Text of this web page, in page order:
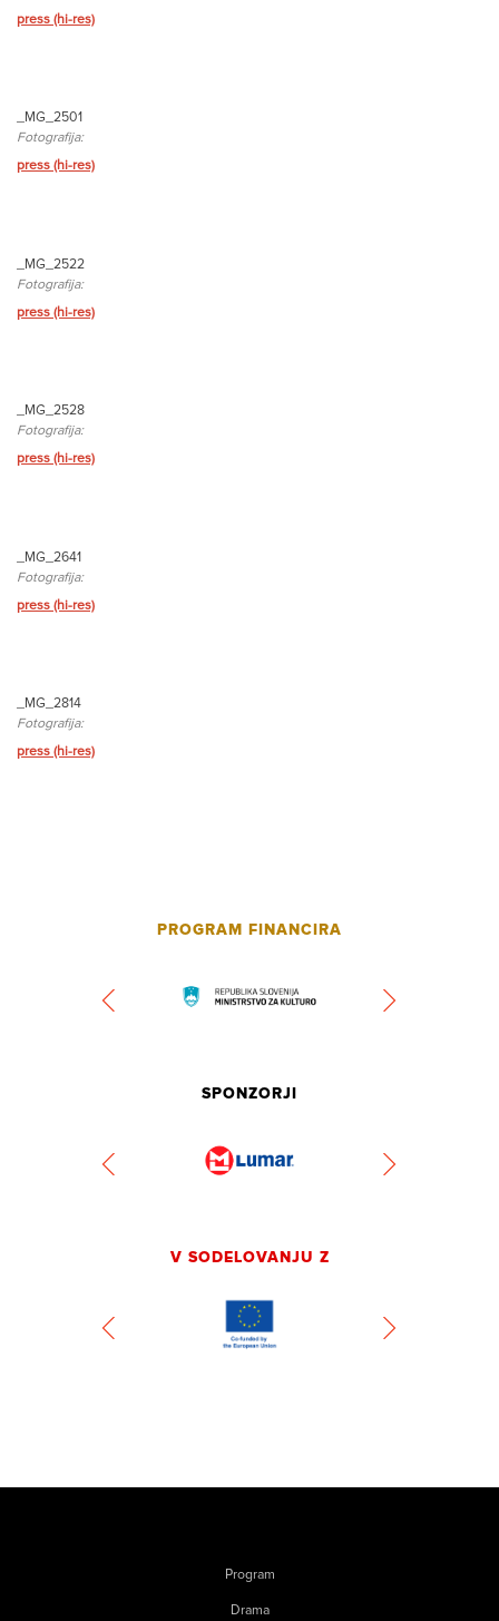
press (hi-res)
_MG_2501
Fotografija:
press (hi-res)
_MG_2522
Fotografija:
press (hi-res)
_MG_2528
Fotografija:
press (hi-res)
_MG_2641
Fotografija:
press (hi-res)
_MG_2814
Fotografija:
press (hi-res)
PROGRAM FINANCIRA
SPONZORJI
V SODELOVANJU Z
Program
Drama